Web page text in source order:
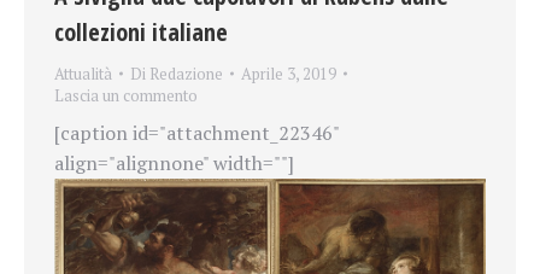
collezioni italiane
Attualità Di Redazione
Aprile 3, 2019
Lascia un commento
[caption id="attachment_22346"
align="alignnone" width=""]